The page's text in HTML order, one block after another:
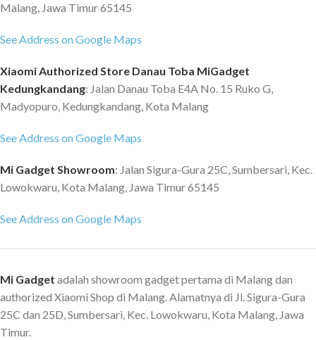
Malang, Jawa Timur 65145
See Address on Google Maps
Xiaomi Authorized Store Danau Toba MiGadget
Kedungkandang: Jalan Danau Toba E4A No. 15 Ruko G,
Madyopuro, Kedungkandang, Kota Malang
See Address on Google Maps
Mi Gadget Showroom: Jalan Sigura-Gura 25C, Sumbersari, Kec.
Lowokwaru, Kota Malang, Jawa Timur 65145
See Address on Google Maps
Mi Gadget adalah showroom gadget pertama di Malang dan
authorized Xiaomi Shop di Malang. Alamatnya di Jl. Sigura-Gura
25C dan 25D, Sumbersari, Kec. Lowokwaru, Kota Malang, Jawa
Timur.